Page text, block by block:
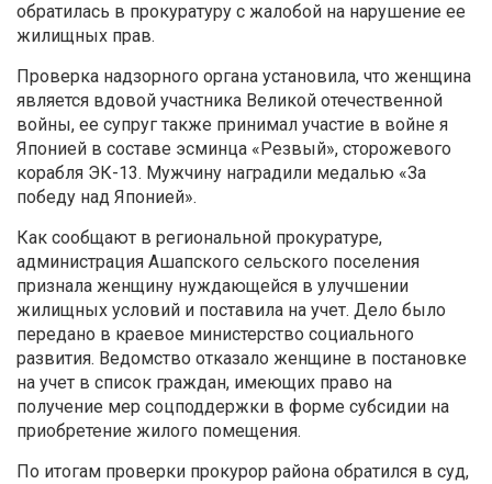
обратилась в прокуратуру с жалобой на нарушение ее
жилищных прав.
Проверка надзорного органа установила, что женщина
является вдовой участника Великой отечественной
войны, ее супруг также принимал участие в войне я
Японией в составе эсминца «Резвый», сторожевого
корабля ЭК-13. Мужчину наградили медалью «За
победу над Японией».
Как сообщают в региональной прокуратуре,
администрация Ашапского сельского поселения
признала женщину нуждающейся в улучшении
жилищных условий и поставила на учет. Дело было
передано в краевое министерство социального
развития. Ведомство отказало женщине в постановке
на учет в список граждан, имеющих право на
получение мер соцподдержки в форме субсидии на
приобретение жилого помещения.
По итогам проверки прокурор района обратился в суд,